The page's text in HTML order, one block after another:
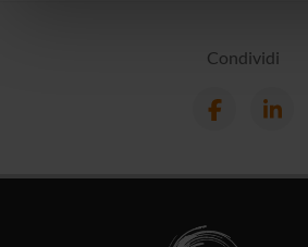
con altre informazioni che hai fornito
raccolto dal tuo utilizzo dei loro
Condividi